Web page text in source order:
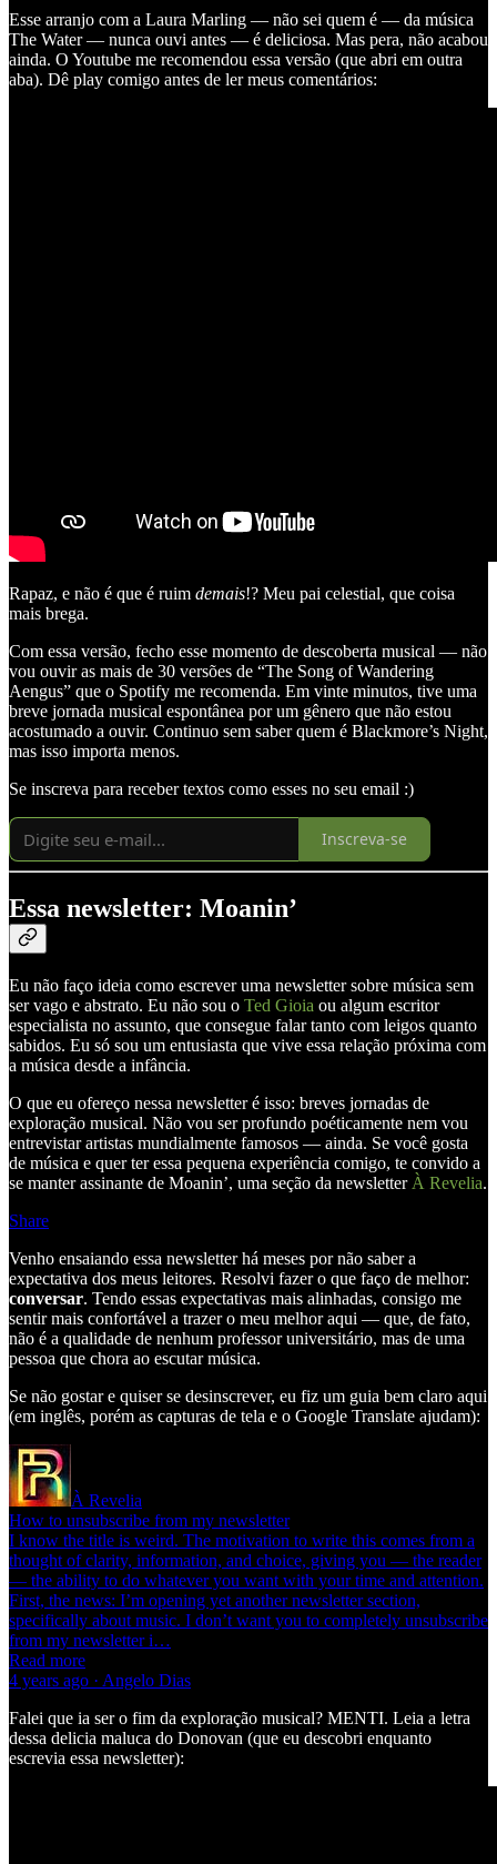
Esse arranjo com a Laura Marling — não sei quem é — da música
The Water — nunca ouvi antes — é deliciosa. Mas pera, não acabou
ainda. O Youtube me recomendou essa versão (que abri em outra
aba). Dê play comigo antes de ler meus comentários:
Rapaz, e não é que é ruim demais!? Meu pai celestial, que coisa
mais brega.
Com essa versão, fecho esse momento de descoberta musical — não
vou ouvir as mais de 30 versões de “The Song of Wandering
Aengus” que o Spotify me recomenda. Em vinte minutos, tive uma
breve jornada musical espontânea por um gênero que não estou
acostumado a ouvir. Continuo sem saber quem é Blackmore’s Night,
mas isso importa menos.
Se inscreva para receber textos como esses no seu email :)
Inscreva-se
Essa newsletter: Moanin’
Eu não faço ideia como escrever uma newsletter sobre música sem
ser vago e abstrato. Eu não sou o Ted Gioia ou algum escritor
especialista no assunto, que consegue falar tanto com leigos quanto
sabidos. Eu só sou um entusiasta que vive essa relação próxima com
a música desde a infância.
O que eu ofereço nessa newsletter é isso: breves jornadas de
exploração musical. Não vou ser profundo poéticamente nem vou
entrevistar artistas mundialmente famosos — ainda. Se você gosta
de música e quer ter essa pequena experiência comigo, te convido a
se manter assinante de Moanin’, uma seção da newsletter À Revelia.
Share
Venho ensaiando essa newsletter há meses por não saber a
expectativa dos meus leitores. Resolvi fazer o que faço de melhor:
conversar. Tendo essas expectativas mais alinhadas, consigo me
sentir mais confortável a trazer o meu melhor aqui — que, de fato,
não é a qualidade de nenhum professor universitário, mas de uma
pessoa que chora ao escutar música.
Se não gostar e quiser se desinscrever, eu fiz um guia bem claro aqui
(em inglês, porém as capturas de tela e o Google Translate ajudam):
À Revelia
How to unsubscribe from my newsletter
I know the title is weird. The motivation to write this comes from a
thought of clarity, information, and choice, giving you — the reader
— the ability to do whatever you want with your time and attention.
First, the news: I’m opening yet another newsletter section,
specifically about music. I don’t want you to completely unsubscribe
from my newsletter i…
Read more
4 years ago · Angelo Dias
Falei que ia ser o fim da exploração musical? MENTI. Leia a letra
dessa delicia maluca do Donovan (que eu descobri enquanto
escrevia essa newsletter):